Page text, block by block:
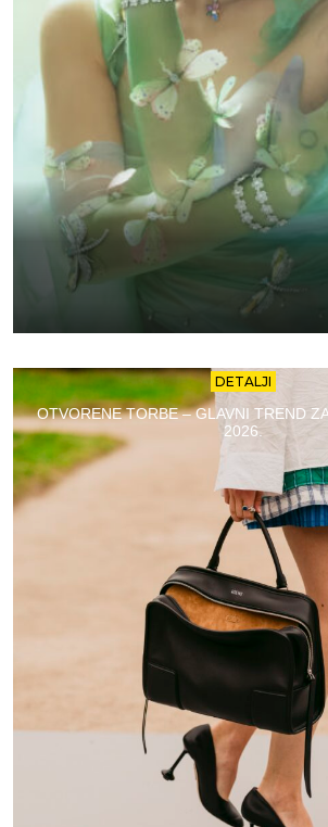
DETALJI
OTVORENE TORBE – GLAVNI TREND
2026.